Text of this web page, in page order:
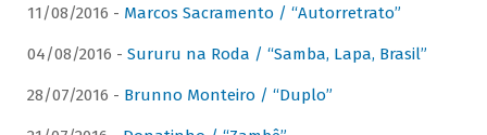
11/08/2016 - Marcos Sacramento / “Autorretrato”
04/08/2016 - Sururu na Roda / “Samba, Lapa, Brasil”
28/07/2016 - Brunno Monteiro / “Duplo”